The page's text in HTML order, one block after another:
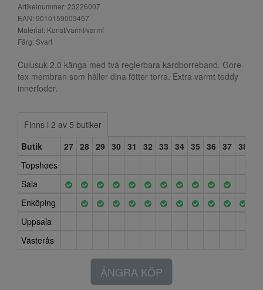
Artikelnummer: 23226007
EAN: 9010159003457
Material: Konst/varmf/varmf
Färg: Svart
Culusuk 2.0 känga med två reglerbara kardborreband. Gore-
tex membran som håller dina fötter torra. Extra varmt teddy
innerfoder.
Finns i 2 av 5 butiker
Butik
27 28 29 30 31 32 33 34 35 36 37 38
Topshoes
Sala
Enköping
Uppsala
Västerås
ÅNGRA KÖP